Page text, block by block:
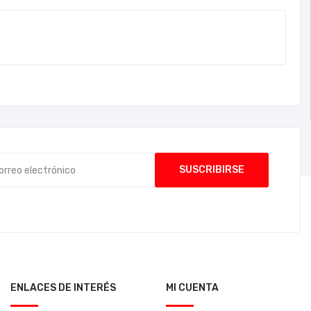
ENLACES DE INTERÉS MI CUENTA